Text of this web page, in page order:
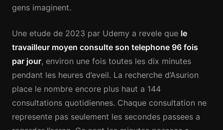
gens imaginent.
Une etude de 2023 par Udemy a revele que le
travailleur moyen consulte son telephone 96 fois
par jour, environ une fois toutes les dix minutes
pendant les heures d’eveil. La recherche d’Asurion
place le nombre encore plus haut a 144
consultations quotidiennes. Chaque consultation ne
represente pas seulement les secondes passees a